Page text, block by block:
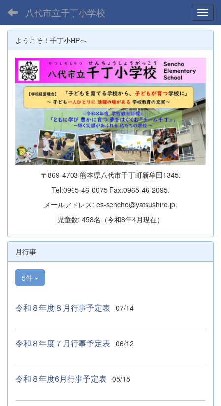
八代市立千丁小学校
ようこそ！千丁小HPへ
〒869-4703 熊本県八代市千丁町新牟田1345.
Tel:0965-46-0075 Fax:0965-46-2095.
メールアドレス: es-sencho@yatsushiro.jp.
児童数: 458名（令和8年4月現在）
月行事
5件
令和８年度８月行事予定表 07/14
令和８年度７月行事予定表 06/12
令和８年度6月行事予定表 05/15